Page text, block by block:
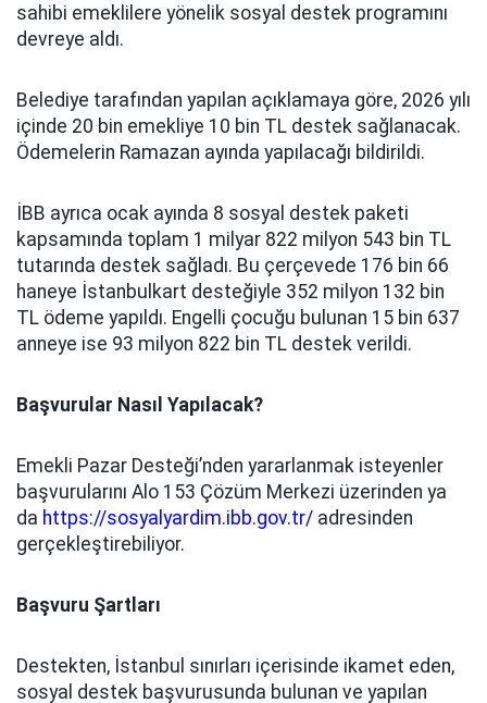
sahibi emeklilere yönelik sosyal destek programını
devreye aldı.
Belediye tarafından yapılan açıklamaya göre, 2026 yılı
içinde 20 bin emekliye 10 bin TL destek sağlanacak.
Ödemelerin Ramazan ayında yapılacağı bildirildi.
İBB ayrıca ocak ayında 8 sosyal destek paketi
kapsamında toplam 1 milyar 822 milyon 543 bin TL
tutarında destek sağladı. Bu çerçevede 176 bin 66
haneye İstanbulkart desteğiyle 352 milyon 132 bin
TL ödeme yapıldı. Engelli çocuğu bulunan 15 bin 637
anneye ise 93 milyon 822 bin TL destek verildi.
Başvurular Nasıl Yapılacak?
Emekli Pazar Desteği’nden yararlanmak isteyenler
başvurularını Alo 153 Çözüm Merkezi üzerinden ya
da https://sosyalyardim.ibb.gov.tr/ adresinden
gerçekleştirebiliyor.
Başvuru Şartları
Destekten, İstanbul sınırları içerisinde ikamet eden,
sosyal destek başvurusunda bulunan ve yapılan